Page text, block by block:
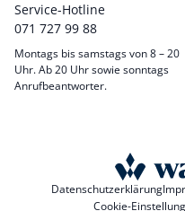
Service-Hotline
071 727 99 88
Montags bis samstags von 8 – 20
Uhr. Ab 20 Uhr sowie sonntags
Anrufbeantworter.
Datenschutzerklärung
Cookie-